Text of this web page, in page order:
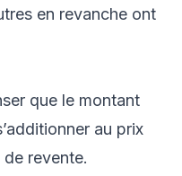
en revanche ont
que le montant
au prix
de revente.